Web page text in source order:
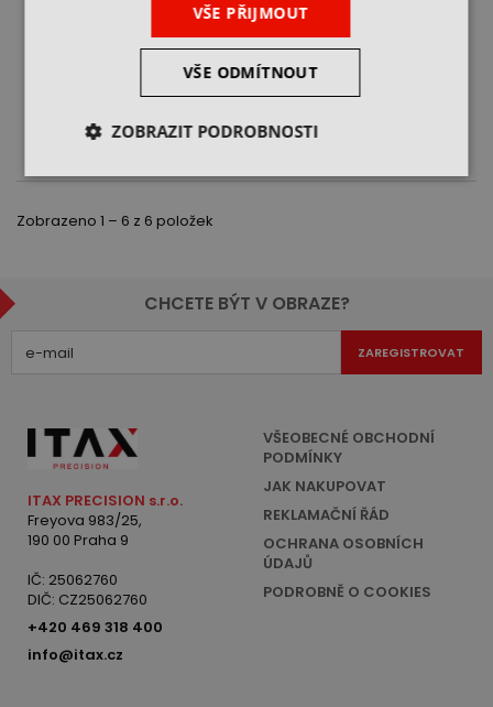
skladem u dodavatele skladem 1 ks
196 Kč280 Kč
cena bez DPH
Zobrazeno 1 – 6 z 6 položek
CHCETE BÝT V OBRAZE?
ZAREGISTROVAT
ITAX PRECISION s.r.o.
Freyova 983/25,
190 00 Praha 9
IČ: 25062760
DIČ: CZ25062760
+420 469 318 400
info@itax.cz
VŠEOBECNÉ OBCHODNÍ
PODMÍNKY
JAK NAKUPOVAT
REKLAMAČNÍ ŘÁD
OCHRANA OSOBNÍCH
ÚDAJŮ
PODROBNĚ O COOKIES
VŠE PŘIJMOUT
VŠE ODMÍTNOUT
ZOBRAZIT PODROBNOSTI